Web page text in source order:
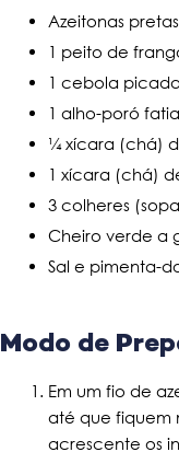
Azeitonas pretas
1 peito de
1 cebola picada
1 alho-poró
¼ xícara (chá)
1 xícara (chá)
3 colheres
Cheiro verde a
Sal e pimenta-
Modo de
Em um fio de
até que fiquem
acrescente os